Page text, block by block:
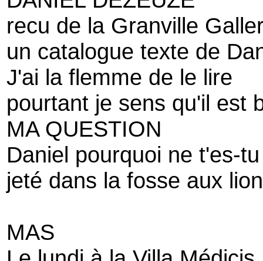
recu de la Granville
un catalogue texte de
J'ai la flemme de le lire
pourtant je sens qu'il est
MA QUESTION
Daniel pourquoi ne t'es-
jeté dans la fosse aux
MAS